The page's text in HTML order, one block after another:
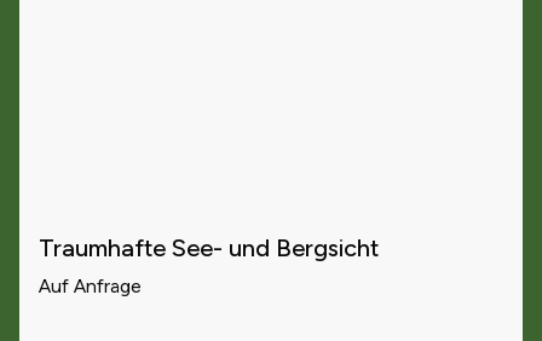
Traumhafte See- und Bergsicht
Auf Anfrage